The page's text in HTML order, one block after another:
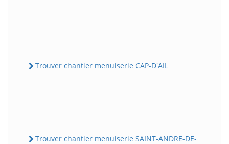
Trouver chantier menuiserie CAP-D'AIL
Trouver chantier menuiserie SAINT-ANDRE-DE-